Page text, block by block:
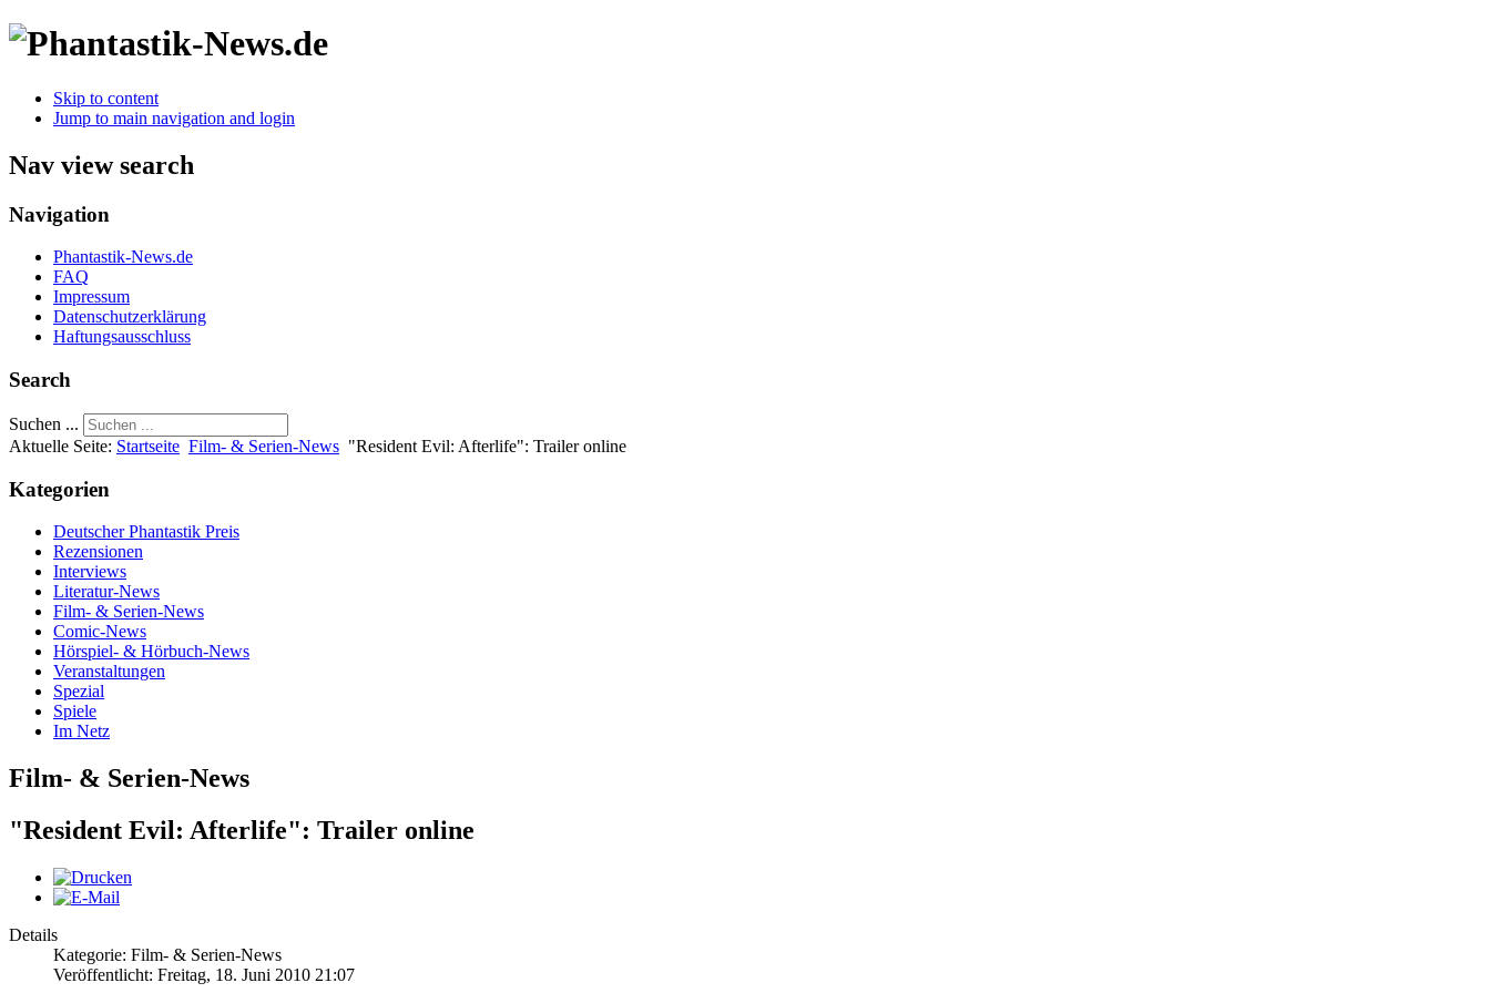
Skip to content
Jump to main navigation and login
Nav view search
Navigation
Phantastik-News.de
FAQ
Impressum
Datenschutzerklärung
Haftungsausschluss
Search
Suchen ...
Aktuelle Seite: Startseite Film- & Serien-News "Resident Evil: Afterlife": Trailer online
Kategorien
Deutscher Phantastik Preis
Rezensionen
Interviews
Literatur-News
Film- & Serien-News
Comic-News
Hörspiel- & Hörbuch-News
Veranstaltungen
Spezial
Spiele
Im Netz
Film- & Serien-News
"Resident Evil: Afterlife": Trailer online
Details
Kategorie: Film- & Serien-News
Veröffentlicht: Freitag, 18. Juni 2010 21:07